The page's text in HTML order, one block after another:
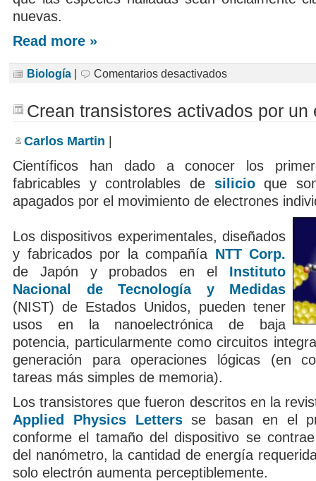
nuevas.
Read more »
Biología | Comentarios desactivados
decenas
de
Crean transistores activados por un
Carlos Martin
Científicos han dado a conocer los
fabricables y controlables de silicioque
apagados por el movimiento de electrones
Los dispositivos experimentales, diseñados
y fabricados por la compañía NTT Corp.
de Japón y probados en el Instituto
Nacional de Tecnología y Medidas
(NIST) de Estados Unidos, pueden tener
usos en la nanoelectrónica de baja
potencia, particularmente como circuitos
generación para operaciones lógicas (en
tareas más simples de memoria).
Los transistores que fueron descritos en la
Applied Physics Lettersse basan en el
conforme el tamaño del dispositivo se
del nanómetro, la cantidad de energía
solo electrón aumenta perceptiblemente.